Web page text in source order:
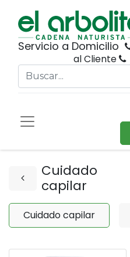
Servicio a Domicilio
al Cliente
Cuidado
capilar
Cuidado capilar